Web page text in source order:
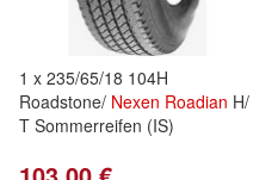
1 x 235/65/18 104H
Roadstone/ Nexen Roadian H/
T Sommerreifen (IS)